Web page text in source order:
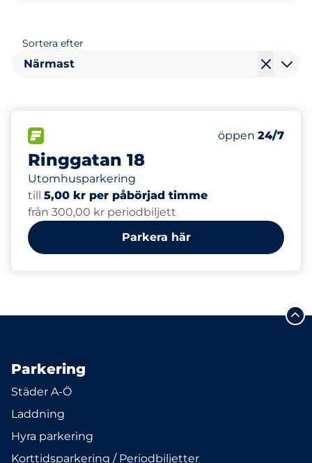
Sortera efter
Närmast
Ringgatan 18
Utomhusparkering
Antal
Totalt antal
Lördag
öppen 24/7
till 5,00 kr per påbörjad timme
från 300,00 kr periodbiljett
Parkera här
Parkering
Städer A-Ö
Laddning
Hyra parkering
Korttidsparkering / Periodbiljetter